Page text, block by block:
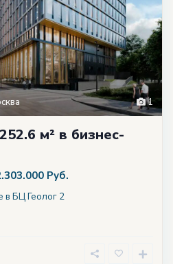
1
м² в бизнес-
Руб.
в БЦ Геолог 2